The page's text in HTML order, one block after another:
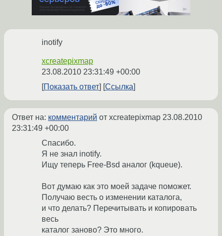
inotify
xcreatepixmap
23.08.2010 23:31:49 +00:00
Показать ответ
Ссылка
Ответ на: комментарий от xcreatepixmap 23.08.2010
23:31:49 +00:00
Спасибо.
Я не знал inotify.
Ищу теперь Free-Bsd аналог (kqueue).
Вот думаю как это моей задаче поможет.
Получаю весть о изменении каталога,
и что делать? Перечитывать и копировать
весь
каталог заново? Это много.